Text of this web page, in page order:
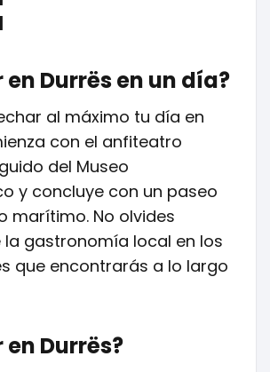
en Durrës en un día?
al máximo tu día en
con el anfiteatro
del Museo
y concluye con un paseo
marítimo. No olvides
gastronomía local en los
que encontrarás a lo largo
en Durrës?